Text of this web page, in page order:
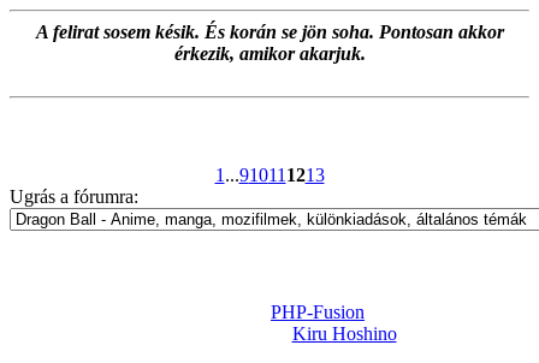
A felirat sosem késik. És korán se jön soha. Pontosan akkor
érkezik, amikor akarjuk.
1 ...91011 1213
Ugrás a fórumra:
PHP-Fusion
Kiru Hoshino